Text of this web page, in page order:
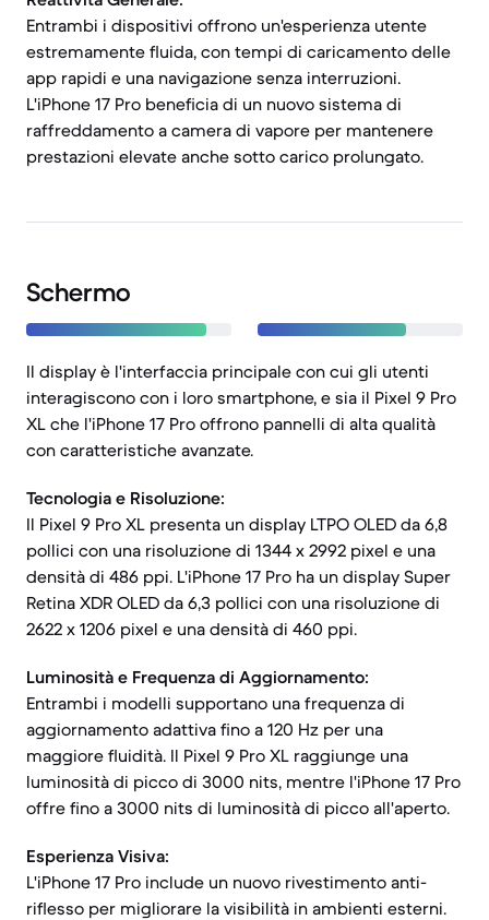
Entrambi i dispositivi offrono un'esperienza utente
estremamente fluida, con tempi di caricamento delle
app rapidi e una navigazione senza interruzioni.
L'iPhone 17 Pro beneficia di un nuovo sistema di
raffreddamento a camera di vapore per mantenere
prestazioni elevate anche sotto carico prolungato.
Schermo
Il display è l'interfaccia principale con cui gli utenti
interagiscono con i loro smartphone, e sia il Pixel 9 Pro
XL che l'iPhone 17 Pro offrono pannelli di alta qualità
con caratteristiche avanzate.
Tecnologia e Risoluzione:
Il Pixel 9 Pro XL presenta un display LTPO OLED da 6,8
pollici con una risoluzione di 1344 x 2992 pixel e una
densità di 486 ppi. L'iPhone 17 Pro ha un display Super
Retina XDR OLED da 6,3 pollici con una risoluzione di
2622 x 1206 pixel e una densità di 460 ppi.
Luminosità e Frequenza di Aggiornamento:
Entrambi i modelli supportano una frequenza di
aggiornamento adattiva fino a 120 Hz per una
maggiore fluidità. Il Pixel 9 Pro XL raggiunge una
luminosità di picco di 3000 nits, mentre l'iPhone 17 Pro
offre fino a 3000 nits di luminosità di picco all'aperto.
Esperienza Visiva:
L'iPhone 17 Pro include un nuovo rivestimento anti-
riflesso per migliorare la visibilità in ambienti esterni.